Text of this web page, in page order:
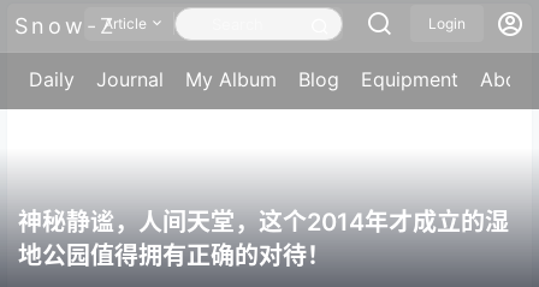
Snow-Z
Daily Journal My Album Blog Equipment About
Article Login
神秘静谧，人间天堂，这个2014年才成立的湿
地公园值得拥有正确的对待！